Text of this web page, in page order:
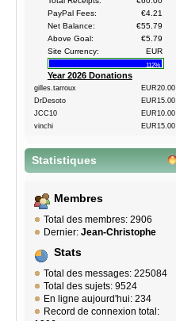
PayPal Fees:
€4.21
Net Balance:
€55.79
Above Goal:
€5.79
Site Currency:
EUR
112%
Year 2026 Donations
gilles.tarroux
EUR20.00
DrDesoto
EUR15.00
JCC10
EUR10.00
vinchi
EUR15.00
Statistiques
Membres
Total des membres: 2906
Dernier: Jean-Christophe
Stats
Total des messages: 225084
Total des sujets: 9524
En ligne aujourd'hui: 234
Record de connexion total: